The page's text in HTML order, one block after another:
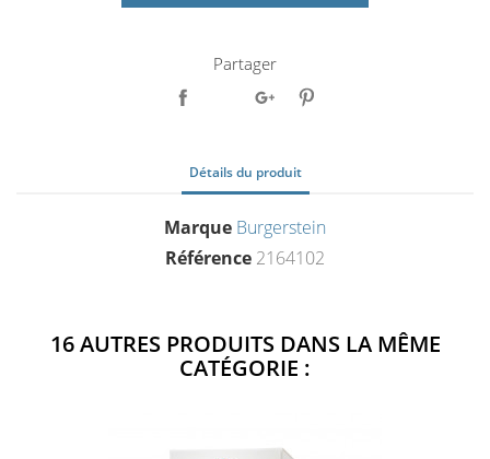
Partager
Détails du produit
Marque Burgerstein
Référence 2164102
16 AUTRES PRODUITS DANS LA MÊME
CATÉGORIE :